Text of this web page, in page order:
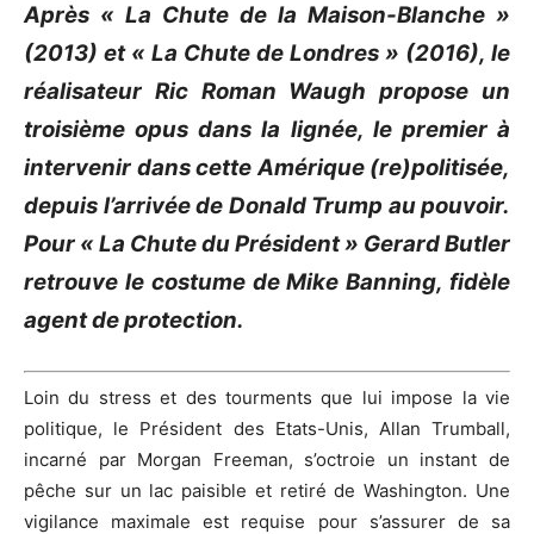
Après « La Chute de la Maison-Blanche »
(2013) et « La Chute de Londres » (2016), le
réalisateur Ric Roman Waugh propose un
troisième opus dans la lignée, le premier à
intervenir dans cette Amérique (re)politisée,
depuis l’arrivée de Donald Trump au pouvoir.
Pour « La Chute du Président » Gerard Butler
retrouve le costume de Mike Banning, fidèle
agent de protection.
Loin du stress et des tourments que lui impose la vie
politique, le Président des Etats-Unis, Allan Trumball,
incarné par Morgan Freeman, s’octroie un instant de
pêche sur un lac paisible et retiré de Washington. Une
vigilance maximale est requise pour s’assurer de sa